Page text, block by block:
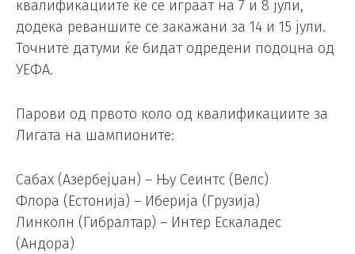
квалификациите ќе се играат на 7 и 8 јули,
додека реваншите се закажани за 14 и 15 јули.
Точните датуми ќе бидат одредени подоцна од
УЕФА.
Парови од првото коло од квалификациите за
Лигата на шампионите:
Сабах (Азербејџан) – Њу Сеинтс (Велс)
Флора (Естонија) – Иберија (Грузија)
Линколн (Гибралтар) – Интер Ескаладес
(Андора)